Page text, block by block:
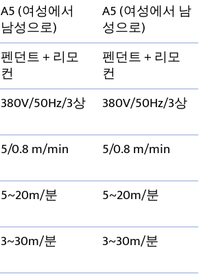
A5 (여성에서
남성으로)
A5 (여성에서 남
성으로)
펜던트 + 리모
컨
펜던트 + 리모
컨
380V/50Hz/3상 380V/50Hz/3상
5/0.8 m/min 5/0.8 m/min
5~20m/분 5~20m/분
3~30m/분 3~30m/분